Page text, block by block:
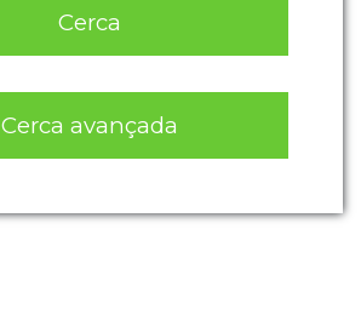
Cerca
Cerca avançada